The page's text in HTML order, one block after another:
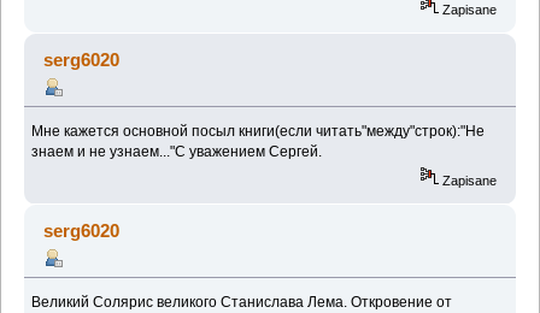
Zapisane
serg6020
Мне кажется основной посыл книги(если читать"между"строк):"Не
знаем и не узнаем..."С уважением Сергей.
Zapisane
serg6020
Великий Солярис великого Станислава Лема. Откровение от